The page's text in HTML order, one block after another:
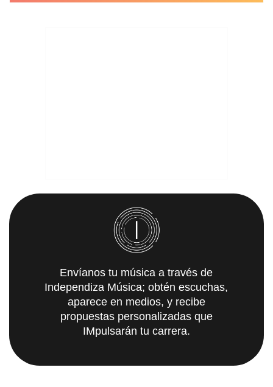
Envíanos tu música a través de
Independiza Música; obtén escuchas,
aparece en medios, y recibe
propuestas personalizadas que
IMpulsarán tu carrera.